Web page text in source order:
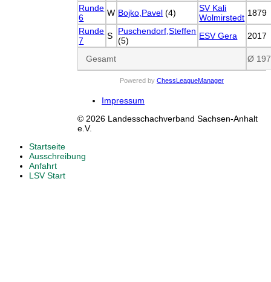
Runde
6
W Bojko,Pavel (4)
SV Kali
Wolmirstedt 1879
Runde
7
S
Puschendorf,Steffen
(5)
ESV Gera 2017
Gesamt Ø
Powered by ChessLeagueManager
Impressum
© 2026 Landesschachverband Sachsen-Anhalt
e.V.
Startseite
Ausschreibung
Anfahrt
LSV Start